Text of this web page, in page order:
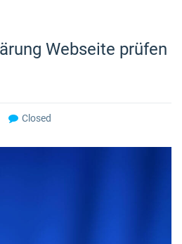
Webseite prüfen
Closed